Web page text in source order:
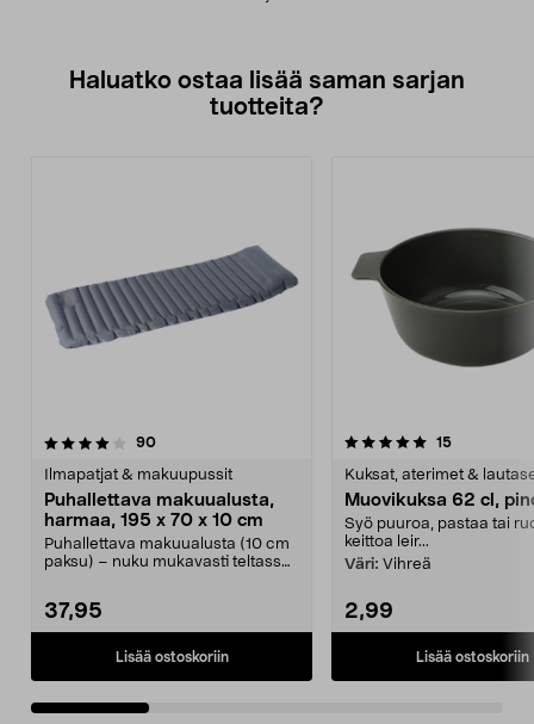
Haluatko ostaa lisää saman sarjan
tuotteita?
90arvostelut
Ilmapatjat & makuupussit
Puhallettava makuualusta,
harmaa, 195 x 70 x 10 cm
Puhallettava makuualusta (10 cm
paksu) – nuku mukavasti teltassa,
37,95
Lisää ostoskoriin
5.0viidestä
15arvostelut
Kuksat, aterimet &
Muovikuksa 62 cl,
Syö puuroa, pastaa tai
keittoa leir...
Väri: Vihreä
2,99
Lisää ostoskoriin
4.5viidestä